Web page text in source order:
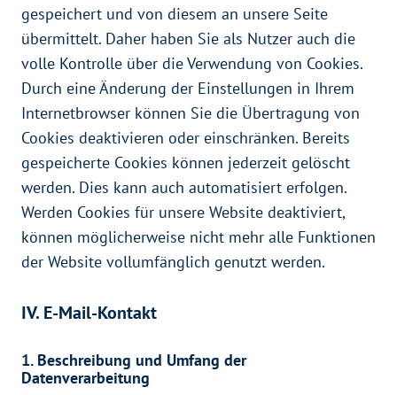
gespeichert und von diesem an unsere Seite
übermittelt. Daher haben Sie als Nutzer auch die
volle Kontrolle über die Verwendung von Cookies.
Durch eine Änderung der Einstellungen in Ihrem
Internetbrowser können Sie die Übertragung von
Cookies deaktivieren oder einschränken. Bereits
gespeicherte Cookies können jederzeit gelöscht
werden. Dies kann auch automatisiert erfolgen.
Werden Cookies für unsere Website deaktiviert,
können möglicherweise nicht mehr alle Funktionen
der Website vollumfänglich genutzt werden.
IV. E-Mail-Kontakt
1. Beschreibung und Umfang der
Datenverarbeitung